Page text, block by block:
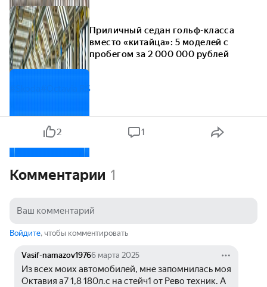
Приличный седан гольф-класса
вместо «китайца»: 5 моделей с
пробегом за 2 000 000 рублей
#Octavia RS
2 1
Комментарии 1
Войдите, чтобы комментировать
Vasif-namazov19766 марта 2025
Из всех моих автомобилей, мне запомнилась моя
Октавия а7 1,8 180л.с на стейч1 от Рево техник. А